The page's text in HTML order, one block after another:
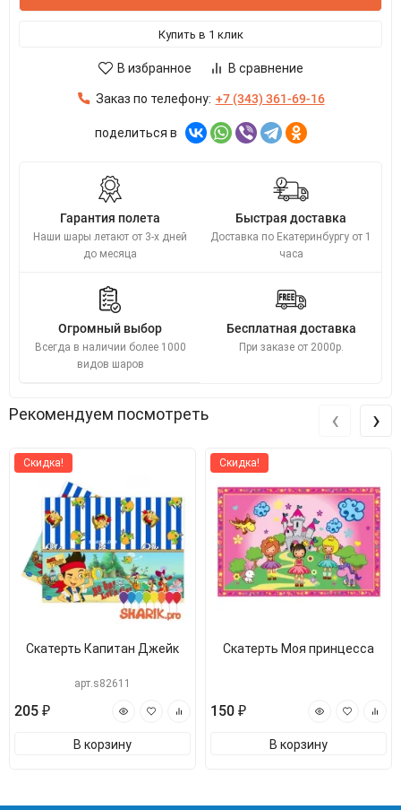
Купить в 1 клик
В избранное В сравнение
Заказ по телефону: +7 (343) 361-69-16
поделиться в
Гарантия полета
Наши шары летают от 3-х дней
до месяца
Быстрая доставка
Доставка по Екатеринбургу от 1
часа
Огромный выбор
Всегда в наличии более 1000
видов шаров
Бесплатная доставка
При заказе от 2000р.
Рекомендуем посмотреть
Скидка!
Скатерть Капитан Джейк
арт.s82611
205 ₽
В корзину
Скидка!
Скатерть Моя принцесса
150 ₽
В корзину
‹ ›